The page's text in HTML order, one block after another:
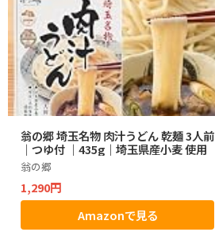
翁の郷 埼玉名物 肉汁うどん 乾麺 3人前
｜つゆ付 ｜435g｜埼玉県産小麦 使用
翁の郷
1,290円
Amazonで見る